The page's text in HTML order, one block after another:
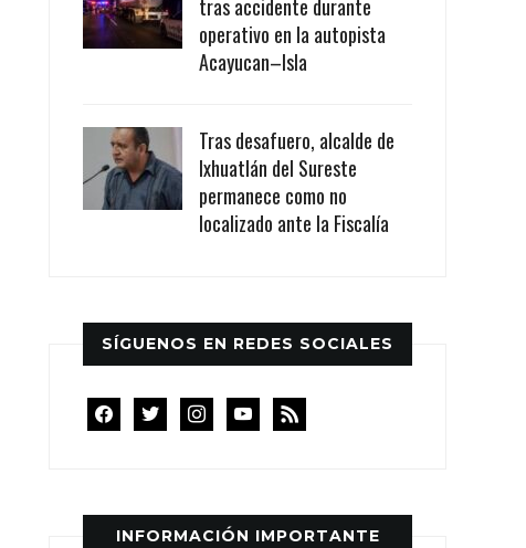
tras accidente durante
operativo en la autopista
Acayucan–Isla
Tras desafuero, alcalde de
Ixhuatlán del Sureste
permanece como no
localizado ante la Fiscalía
SÍGUENOS EN REDES SOCIALES
facebooktwitterinstagramyoutube
rss
INFORMACIÓN IMPORTANTE